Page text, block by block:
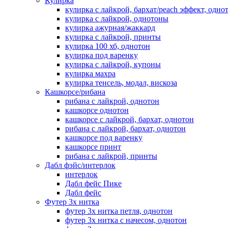
кулирка с лайкрой, бархат/peach эффект,
кулирка с лайкрой, однотоны
кулирка ажурная/жаккард
кулирка с лайкрой, принты
кулирка 100 хб, однотон
кулирка под варенку
кулирка с лайкрой, купоны
кулирка махра
кулирка тенсель, модал, вискоза
Кашкорсе/рибана
рибана с лайкрой, однотон
кашкорсе однотон
кашкорсе с лайкрой, бархат, однотон
рибана с лайкрой, бархат, однотон
кашкорсе под варенку
кашкорсе принт
рибана с лайкрой, принты
Дабл фэйс/интерлок
интерлок
Дабл фейс Пике
Дабл фейс
Футер 3х нитка
футер 3х нитка петля, однотон
футер 3х нитка с начесом, однотон